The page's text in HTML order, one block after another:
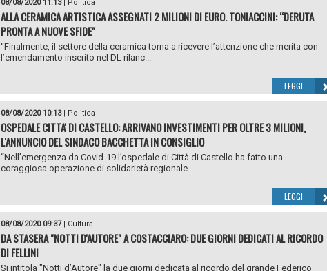
08/08/2020 11:13| Politica
ALLA CERAMICA ARTISTICA ASSEGNATI 2 MILIONI DI EURO. TONIACCINI: “DERUTA
PRONTA A NUOVE SFIDE"
“Finalmente, il settore della ceramica torna a ricevere l’attenzione che merita con
l’emendamento inserito nel DL rilanc...
LEGGI
08/08/2020 10:13| Politica
OSPEDALE CITTA' DI CASTELLO: ARRIVANO INVESTIMENTI PER OLTRE 3 MILIONI,
L'ANNUNCIO DEL SINDACO BACCHETTA IN CONSIGLIO
“Nell’emergenza da Covid-19 l’ospedale di Città di Castello ha fatto una
coraggiosa operazione di solidarietà regionale ...
LEGGI
08/08/2020 09:37| Cultura
DA STASERA "NOTTI D'AUTORE" A COSTACCIARO: DUE GIORNI DEDICATI AL RICORDO
DI FELLINI
Si intitola "Notti d’Autore" la due giorni dedicata al ricordo del grande Federico